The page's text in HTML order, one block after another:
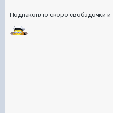
Поднакоплю скоро свободочки и